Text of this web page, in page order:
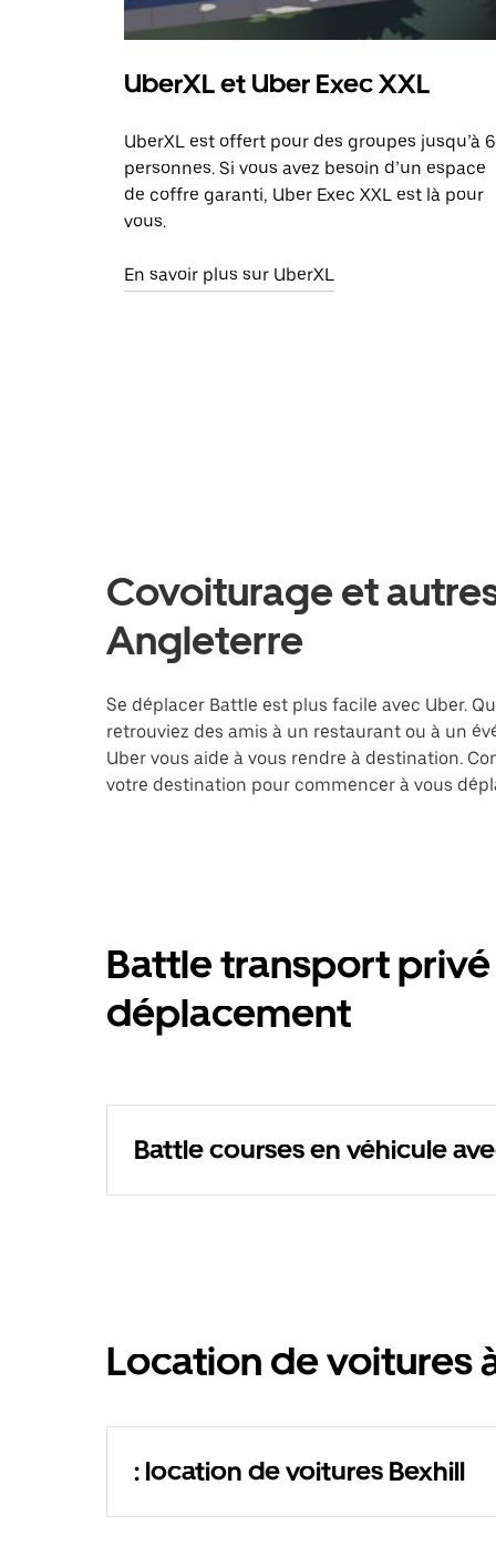
UberXL et Uber Exec XXL
UberXL est offert pour des groupes jusqu’à 6
personnes. Si vous avez besoin d’un espace
de coffre garanti, Uber Exec XXL est là pour
vous.
En savoir plus sur UberXL
Covoiturage et
Angleterre
Se déplacer Battle est plus facile avec Uber.
retrouviez des amis à un restaurant ou à un
Uber vous aide à vous rendre à destination.
votre destination pour commencer à vous
Battle transport
déplacement
Battle courses en véhicule
Location de voitures
: location de voitures Bexhill